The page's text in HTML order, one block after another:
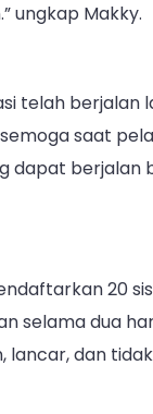
ungkap Makky.
telah berjalan
saat
dapat berjalan
20
selama dua
lancar, dan